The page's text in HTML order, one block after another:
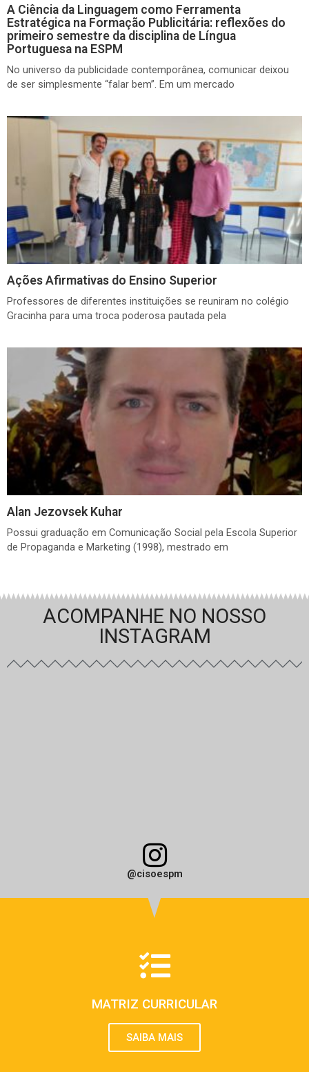
A Ciência da Linguagem como Ferramenta
Estratégica na Formação Publicitária: reflexões do
primeiro semestre da disciplina de Língua
Portuguesa na ESPM
No universo da publicidade contemporânea, comunicar deixou
de ser simplesmente “falar bem”. Em um mercado
Ações Afirmativas do Ensino Superior
Professores de diferentes instituições se reuniram no colégio
Gracinha para uma troca poderosa pautada pela
Alan Jezovsek Kuhar
Possui graduação em Comunicação Social pela Escola Superior
de Propaganda e Marketing (1998), mestrado em
ACOMPANHE NO NOSSO
INSTAGRAM
@cisoespm
MATRIZ CURRICULAR
SAIBA MAIS